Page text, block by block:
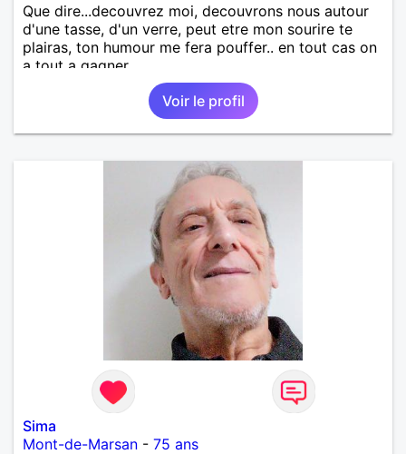
Que dire...decouvrez moi, decouvrons nous autour
d'une tasse, d'un verre, peut etre mon sourire te
plairas, ton humour me fera pouffer.. en tout cas on
a tout a gagner.
Voir le profil
Sima
Mont-de-Marsan - 75 ans